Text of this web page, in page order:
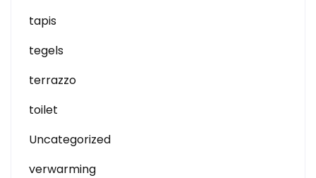
tapis
tegels
terrazzo
toilet
Uncategorized
verwarming